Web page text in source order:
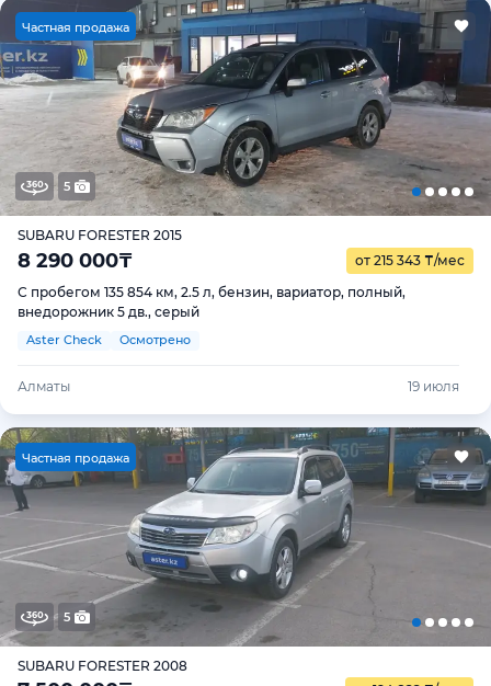
Частная продажа
5
SUBARU FORESTER 2015
8 290 000₸ от 215 343 ₸/мес
С пробегом 135 854 км, 2.5 л, бензин, вариатор, полный,
внедорожник 5 дв., серый
Aster Check Осмотрено
Алматы 19 июля
Частная продажа
5
SUBARU FORESTER 2008